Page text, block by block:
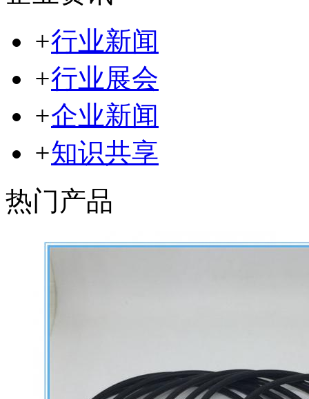
+行业新闻
+行业展会
+企业新闻
+知识共享
热门产品